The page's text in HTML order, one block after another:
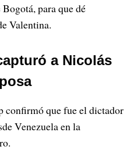
para que dé
Valentina.
a Nicolás
confirmó que fue el dictador
Venezuela en la